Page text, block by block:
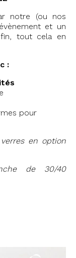
notre (ou nos
et un
tout cela en
:
pour
en option
de 30/40